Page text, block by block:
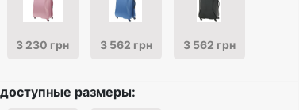
3 230 грн 3 562 грн 3 562 грн
размеры: